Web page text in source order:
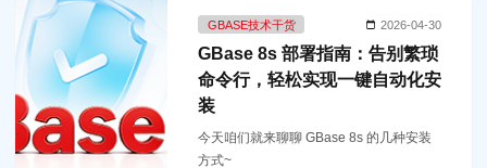
GBASE技术干货 2026-04-30
GBase 8s 部署指南：告别繁琐
命令行，轻松实现一键自动化安
装
今天咱们就来聊聊 GBase 8s 的几种安装
方式~